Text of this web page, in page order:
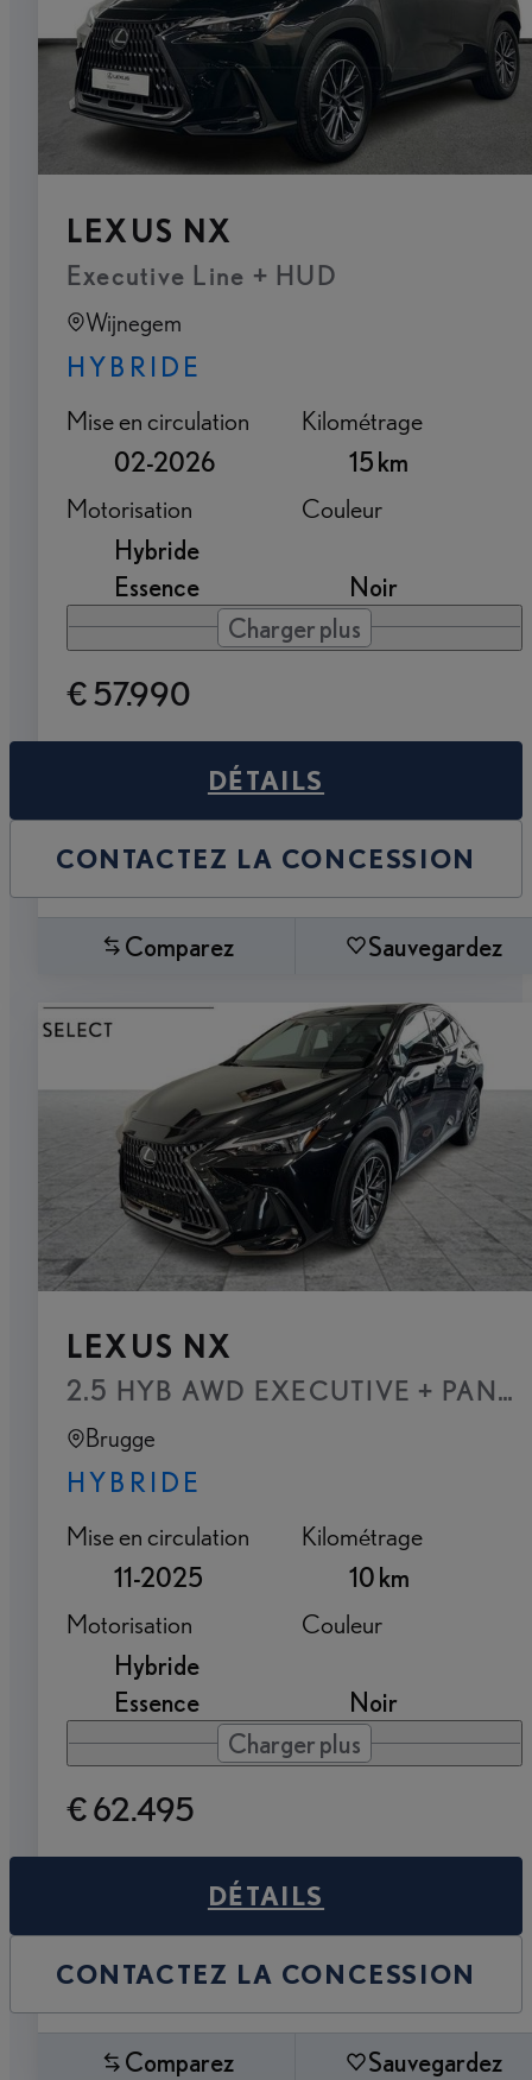
LEXUS NX
Executive Line + HUD
Wijnegem
HYBRIDE
Mise en circulation
02-2026
Kilométrage
15 km
Motorisation
Hybride
Essence
Couleur
Noir
Charger plus
€ 57.990
DÉTAILS
CONTACTEZ LA CONCESSION
Comparez Sauvegardez
LEXUS NX
2.5 HYB AWD EXECUTIVE + PANO
Brugge
HYBRIDE
Mise en circulation
11-2025
Kilométrage
10 km
Motorisation
Hybride
Essence
Couleur
Noir
Charger plus
€ 62.495
DÉTAILS
CONTACTEZ LA CONCESSION
Comparez Sauvegardez